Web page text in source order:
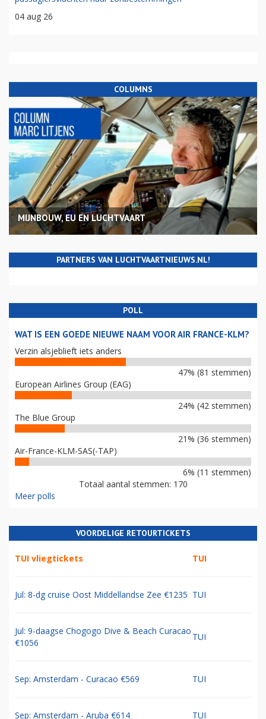
04 aug 26
COLUMNS
MIJNBOUW, EU EN LUCHTVAART
PARTNERS VAN LUCHTVAARTNIEUWS.NL!
POLL
WAT IS EEN GOEDE NIEUWE NAAM VOOR AIR FRANCE-KLM?
Verzin alsjeblieft iets anders
47% (81 stemmen)
European Airlines Group (EAG)
24% (42 stemmen)
The Blue Group
21% (36 stemmen)
Air-France-KLM-SAS(-TAP)
6% (11 stemmen)
Totaal aantal stemmen: 170
Meer polls
VOORDELIGE RETOURTICKETS
TUI vliegtickets TUI
Jul: 8-dg cruise Oost Middellandse Zee €1235 TUI
Jul: 9-daagse Chogogo Dive & Beach Curacao
€1056
TUI
Sep: Amsterdam - Curacao €569 TUI
Sep: Amsterdam - Aruba €614 TUI